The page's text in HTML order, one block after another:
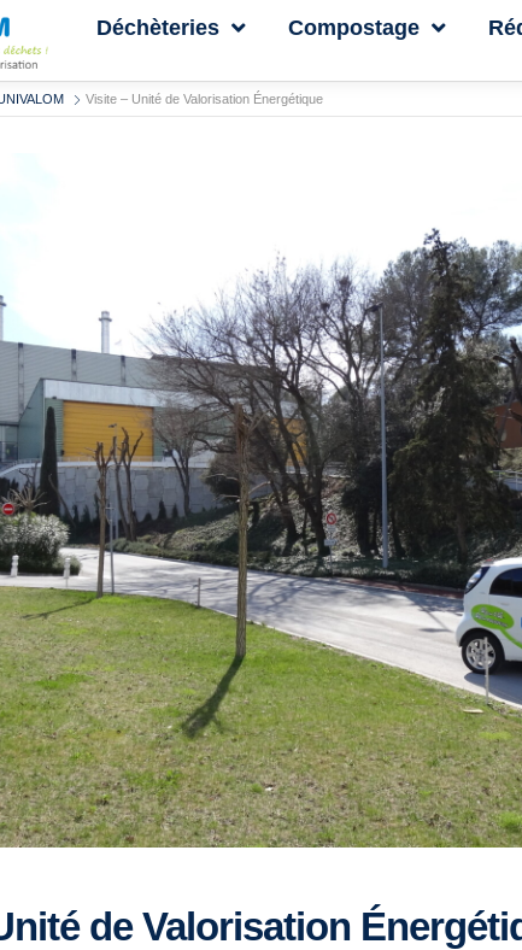
Déchèteries Compostage
Visite – Unité de Valorisation Énergétique
de Valorisation